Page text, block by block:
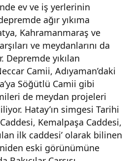
ev ve iş yerlerinin
ağır yıkıma
Kahramanmaraş ve
ve meydanlarını da
yıkılan
Camii, Adıyaman’daki
Söğütlü Camii gibi
de meydan projeleri
Hatay’ın simgesi Tarihi
Kemalpaşa Caddesi,
ilk caddesi’ olarak bilinen
eski görünümüne